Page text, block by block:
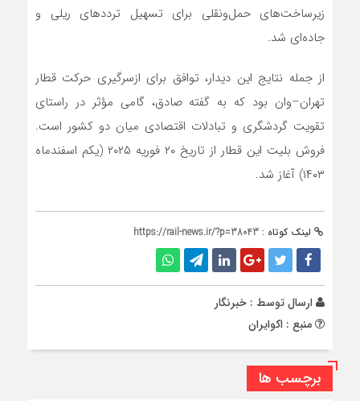
زیرساخت‌های حمل‌ونقلی برای تسهیل ترددهای ریلی و
جاده‌ای شد.
از جمله نتایج این دیدار، توافق برای ازسرگیری حرکت قطار
تهران–وان بود که به گفته صادق، گامی مؤثر در راستای
تقویت گردشگری و تبادلات اقتصادی میان دو کشور است.
فروش بلیت این قطار از تاریخ ۲۰ فوریه ۲۰۲۵ (یکم اسفندماه
۱۴۰۳) آغاز شد.
لینک کوتاه : https://rail-news.ir/?p=38043
ارسال توسط : خبرنگار
منبع : اکوایران
برچسب ها